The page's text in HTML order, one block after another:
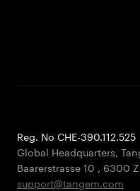
Reg. No CHE-390.112.525
Global Headquarters,
Baarerstrasse 10 , 6300
support@tangem.com